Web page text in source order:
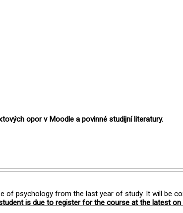
opor v Moodle a povinné studijní literatury.
of psychology from the last year of study. It will be
is due to register for the course at the latest on